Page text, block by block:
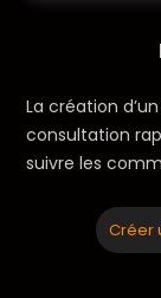
La création
consultation
suivre les
Créer